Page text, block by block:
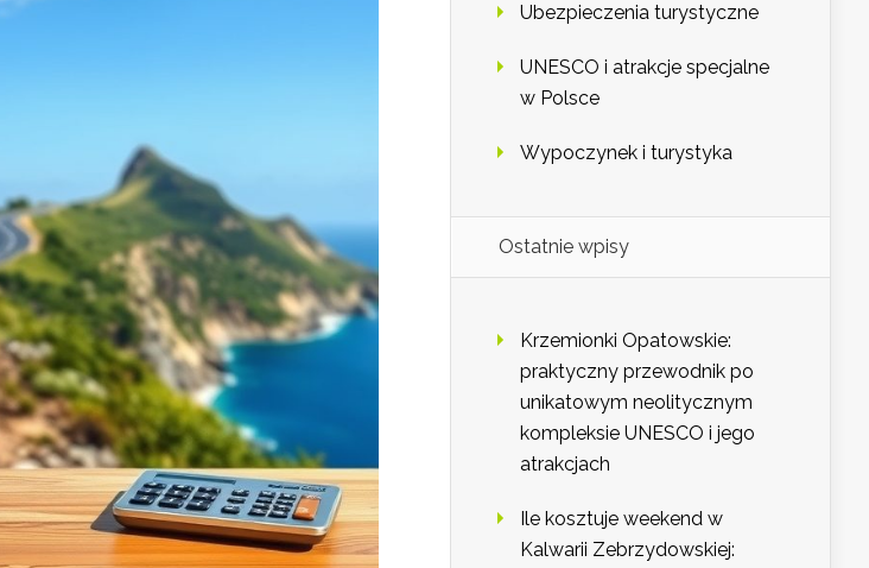
Ubezpieczenia turystyczne
UNESCO i atrakcje specjalne
w Polsce
Wypoczynek i turystyka
Ostatnie wpisy
Krzemionki Opatowskie:
praktyczny przewodnik po
unikatowym neolitycznym
kompleksie UNESCO i jego
atrakcjach
Ile kosztuje weekend w
Kalwarii Zebrzydowskiej: